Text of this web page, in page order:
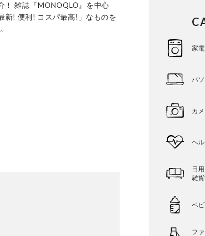
！ 雑誌『MONOQLO』を中心
新! 便利! コスパ最高!」なものを
家電
パ
カ
ヘ
日
雑貨
ベ
フ